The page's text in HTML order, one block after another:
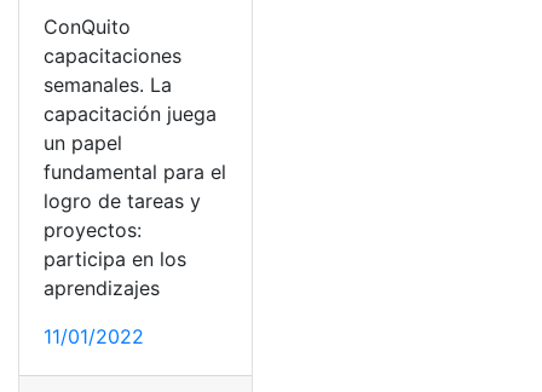
ConQuito
capacitaciones
semanales. La
capacitación juega
un papel
fundamental para el
logro de tareas y
proyectos:
participa en los
aprendizajes
11/01/2022